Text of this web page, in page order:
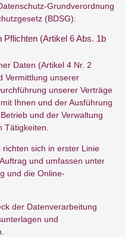
Grundverordnung
(BDSG):
Pflichten (Artikel 6 Abs. 1b
Daten (Artikel 4 Nr. 2
Vermittlung unserer
unserer Verträge
Ihnen und der Ausführung
und der Verwaltung
Tätigkeiten.
sich in erster Linie
und umfassen unter
und die Online-
der Datenverarbeitung
und